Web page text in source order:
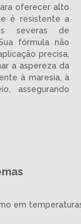
oferecer alto
é resistente a
severas de
fórmula não
precisa,
a aspereza da
à maresia, à
assegurando
em